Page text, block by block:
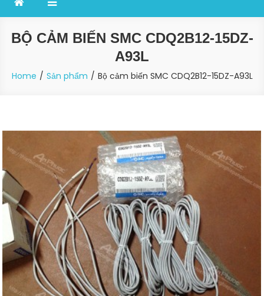
BỘ CẢM BIẾN SMC CDQ2B12-15DZ-
A93L
Home Sản phẩm Bộ cảm biến SMC CDQ2B12-15DZ-A93L